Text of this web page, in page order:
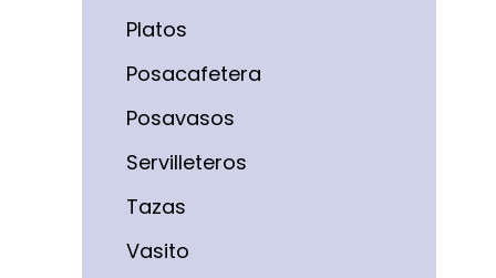
Platos
Posacafetera
Posavasos
Servilleteros
Tazas
Vasito